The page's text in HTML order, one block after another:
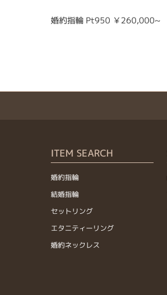
婚約指輪 Pt950 ￥260,000~
ITEM SEARCH
婚約指輪
結婚指輪
セットリング
エタニティーリング
婚約ネックレス